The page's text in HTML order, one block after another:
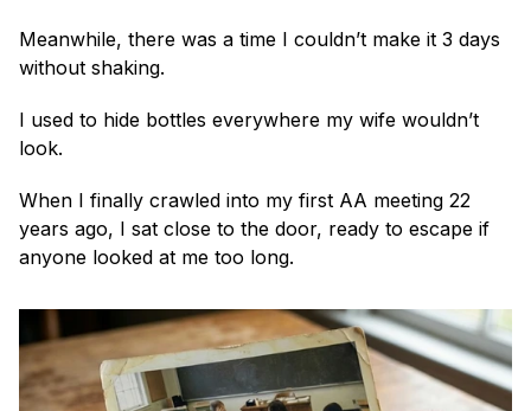
Meanwhile, there was a time I couldn’t make it 3 days
without shaking.
I used to hide bottles everywhere my wife wouldn’t
look.
When I finally crawled into my first AA meeting 22
years ago, I sat close to the door, ready to escape if
anyone looked at me too long.